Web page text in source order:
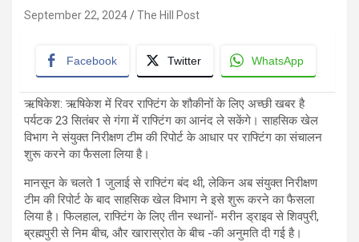
September 22, 2024 The Hill Post
Facebook Twitter WhatsApp
ऋषिकेश: ऋषिकेश में रिवर राफ्टिंग के शौकीनों के लिए अच्छी खबर है
पर्यटक 23 सितंबर से गंगा में राफ्टिंग का आनंद ले सकेंगे। साहसिक खेल
विभाग ने संयुक्त निरीक्षण टीम की रिपोर्ट के आधार पर राफ्टिंग का संचालन
शुरू करने का फैसला लिया है।
मानसून के चलते 1 जुलाई से राफ्टिंग बंद थी, लेकिन अब संयुक्त निरीक्षण
टीम की रिपोर्ट के बाद साहसिक खेल विभाग ने इसे शुरू करने का फैसला
लिया है। फिलहाल, राफ्टिंग के लिए तीन स्थानों- मरीन ड्राइव से शिवपुरी,
ब्रह्मपुरी से निम बीच, और खारास्रोत के बीच -की अनुमति दी गई है।